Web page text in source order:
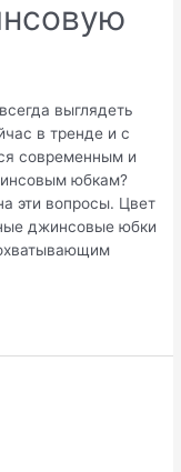
выглядеть
в тренде и с
современным и
юбкам?
эти вопросы. Цвет
джинсовые юбки